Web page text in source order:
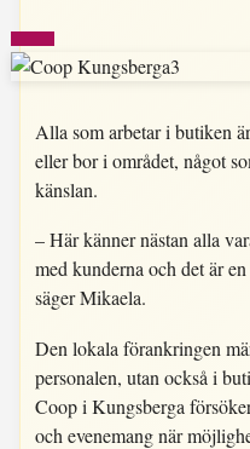
Alla som arbetar i butiken
eller bor i området, något
känslan.
– Här känner nästan alla
med kunderna och det är
säger Mikaela.
Den lokala förankringen
personalen, utan också i
Coop i Kungsberga
och evenemang när